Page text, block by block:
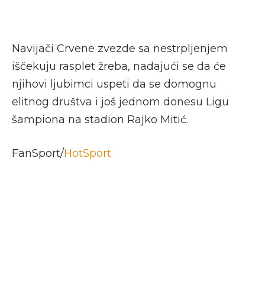
Navijači Crvene zvezde sa nestrpljenjem
iščekuju rasplet žreba, nadajući se da će
njihovi ljubimci uspeti da se domognu
elitnog društva i još jednom donesu Ligu
šampiona na stadion Rajko Mitić.
FanSport/HotSport